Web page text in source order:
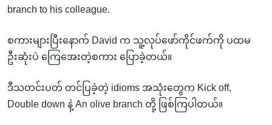
branch to his colleague.
စကားများပြီးနောက် David က သူ့လုပ်ဖော်ကိုင်ဖက်ကို ပထမ
ဦးဆုံးပဲ ကြေအေးတဲ့စကား ပြောခဲ့တယ်။
ဒီသတင်းပတ် တင်ပြခဲ့တဲ့ idioms အသုံးတွေက Kick off,
Double down နဲ့ An olive branch တို့ ဖြစ်ကြပါတယ်။